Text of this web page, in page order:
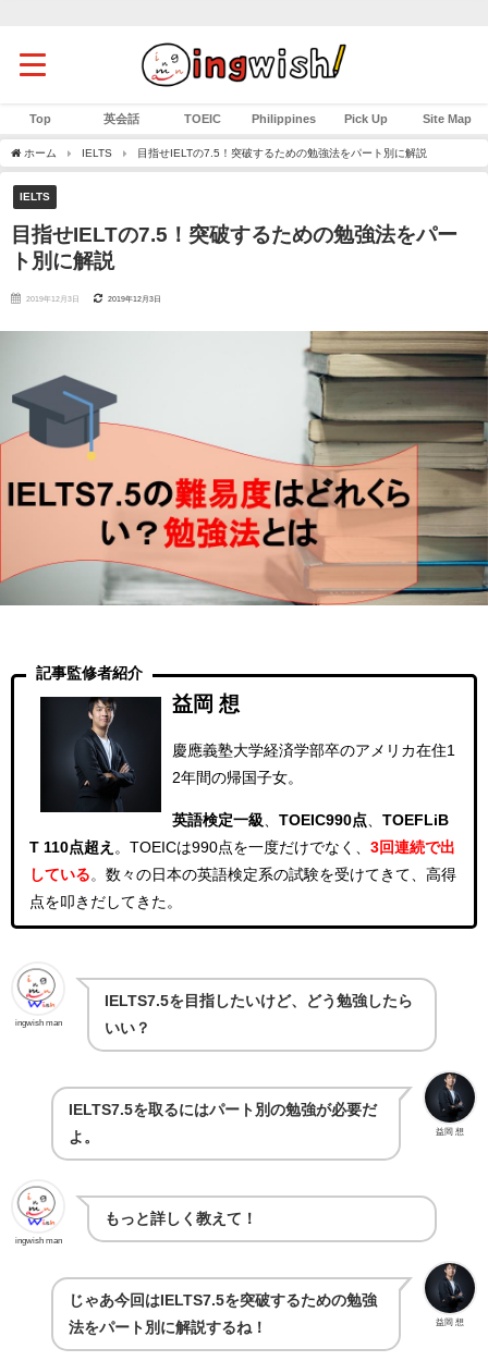
Top 英会話 TOEIC Philippines Pick Up Site Map
ホーム IELTS 目指せIELTの7.5！突破するための勉強法をパート別に解説
IELTS
目指せIELTの7.5！突破するための勉強法をパー
ト別に解説
2019年12月3日 2019年12月3日
記事監修者紹介
益岡 想
慶應義塾大学経済学部卒のアメリカ在住1
2年間の帰国子女。
英語検定一級 、TOEIC990点 、TOEFLiB
T 110点超え 。 TOEICは990点を一度だけでなく、 3回連続で出
している 。 数々の日本の英語検定系の試験を受けてきて、高得
点を叩きだしてきた。
ingwish man
IELTS7.5を目指したいけど、どう勉強したら
いい？
益岡 想
IELTS7.5を取るにはパート別の勉強が必要だ
よ。
ingwish man
もっと詳しく教えて！
益岡 想
じゃあ今回はIELTS7.5を突破するための勉強
法をパート別に解説するね！